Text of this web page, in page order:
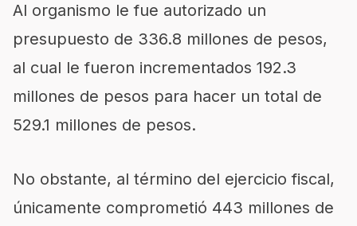
Al organismo le fue autorizado un
presupuesto de 336.8 millones de pesos,
al cual le fueron incrementados 192.3
millones de pesos para hacer un total de
529.1 millones de pesos.
No obstante, al término del ejercicio fiscal,
únicamente comprometió 443 millones de